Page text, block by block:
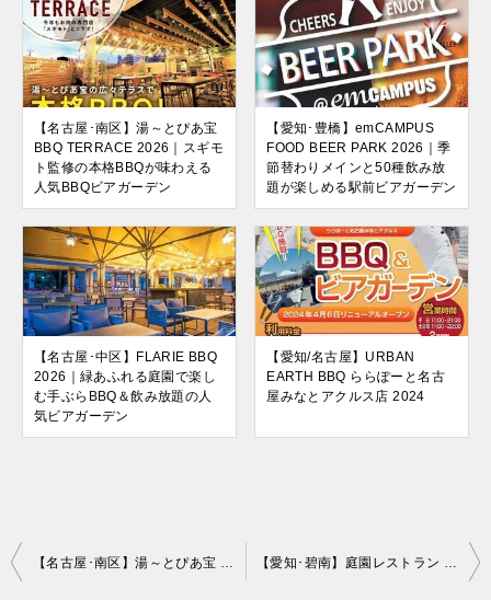
【名古屋･南区】湯～とぴあ宝
BBQ TERRACE 2026｜スギモ
ト監修の本格BBQが味わえる
人気BBQビアガーデン
【愛知･豊橋】emCAMPUS
FOOD BEER PARK 2026｜季
節替わりメインと50種飲み放
題が楽しめる駅前ビアガーデン
【名古屋･中区】FLARIE BBQ
2026｜緑あふれる庭園で楽し
む手ぶらBBQ＆飲み放題の人
気ビアガーデン
【愛知/名古屋】URBAN
EARTH BBQ ららぽーと名古
屋みなとアクルス店 2024
投
【名古屋･南区】湯～とぴあ宝 BBQ TERRACE 2026｜スギモト監修の本格BBQが味わえる人気BBQビアガーデン 【愛知･碧南】庭園レストラン 松風苑 GARDEN BBQ 2026｜ライトアップされた日本庭園で楽しむ屋外ガーデンバーベキュー